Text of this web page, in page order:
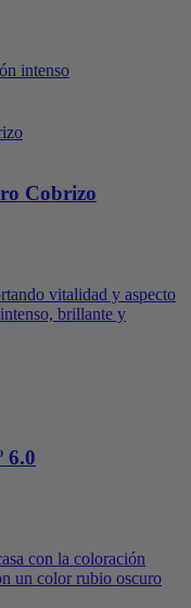
intenso
Cobrizo
vitalidad y aspecto
brillante y
6.0
con la coloración
un color rubio oscuro